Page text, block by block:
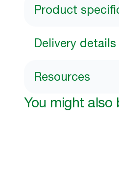
Product
Delivery details
Resources
You might also